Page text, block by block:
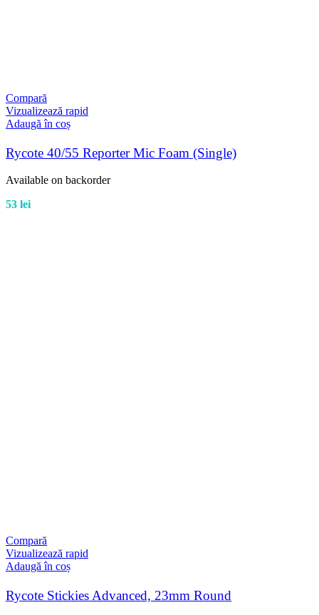
Compară
Vizualizează rapid
Adaugă în coș
Rycote 40/55 Reporter Mic Foam (Single)
Available on backorder
53 lei
Compară
Vizualizează rapid
Adaugă în coș
Rycote Stickies Advanced, 23mm Round